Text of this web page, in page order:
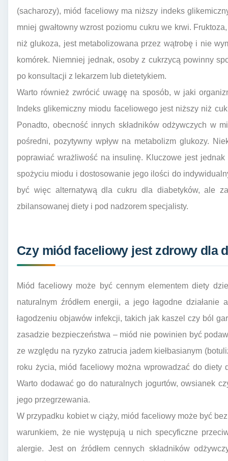
(sacharozy), miód faceliowy ma niższy indeks
mniej gwałtowny wzrost poziomu cukru we krwi.
niż glukoza, jest metabolizowana przez wątrobę i nie
komórek. Niemniej jednak, osoby z cukrzycą powinny
po konsultacji z lekarzem lub dietetykiem.
Warto również zwrócić uwagę na sposób, w jaki
Indeks glikemiczny miodu faceliowego jest niższy niż
Ponadto, obecność innych składników odżywczych w
pośredni, pozytywny wpływ na metabolizm glukozy.
poprawiać wrażliwość na insulinę. Kluczowe jest
spożyciu miodu i dostosowanie jego ilości do
być więc alternatywą dla cukru dla diabetyków, ale
zbilansowanej diety i pod nadzorem specjalisty.
Czy miód faceliowy jest zdrowy dla
Miód faceliowy może być cennym elementem diety
naturalnym źródłem energii, a jego łagodne
łagodzeniu objawów infekcji, takich jak kaszel czy ból
zasadzie bezpieczeństwa – miód nie powinien być
ze względu na ryzyko zatrucia jadem kiełbasianym
roku życia, miód faceliowy można wprowadzać do diety
Warto dodawać go do naturalnych jogurtów, owsianek
jego przegrzewania.
W przypadku kobiet w ciąży, miód faceliowy może być
warunkiem, że nie występują u nich specyficzne
alergie. Jest on źródłem cennych składników